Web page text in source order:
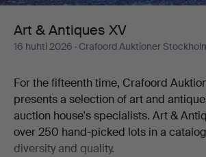
Art & Antiques XV
16 huhti 2026 · Crafoord Auktioner
For the fifteenth time, Crafoord
presents a selection of art and
auction house's specialists. Art &
over 250 hand-picked lots in a
diversity and quality.